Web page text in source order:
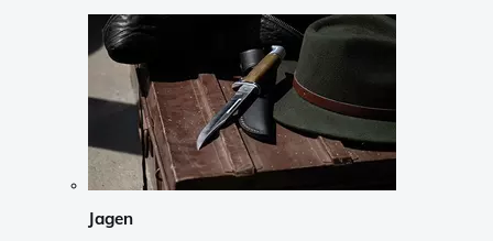
Jagen